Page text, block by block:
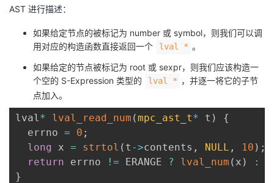
AST 进行描述：
如果给定节点的被标记为 number 或 symbol，则我们可以调
用对应的构造函数直接返回一个
lval * 。
如果给定的节点被标记为 root 或 sexpr，则我们应该构造一
个空的 S-Expression 类型的
lval * ，并逐一将它的子节
点加入。
lval* lval_read_num (mpc_ast_t* t )
{
  errno
= 0 ;
long
x = strtol ( t ->contents , NULL , 10 ) ;
return errno != ERANGE ? lval_num ( x ) :
}